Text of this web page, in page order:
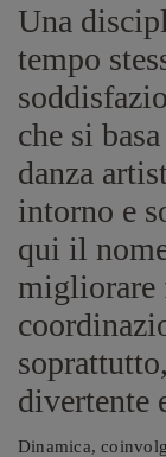
Una
tempo
che si
danza
intorno e
qui il
migliorare
divertente
Dinamica,